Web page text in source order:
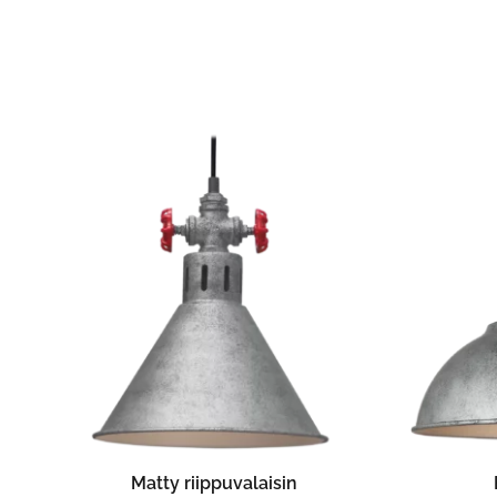
LISÄÄ OSTOSKORIIN
Matty riippuvalaisin